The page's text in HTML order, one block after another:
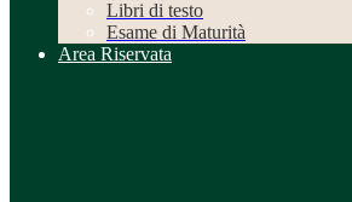
Libri di testo
Esame di Maturità
Area Riservata